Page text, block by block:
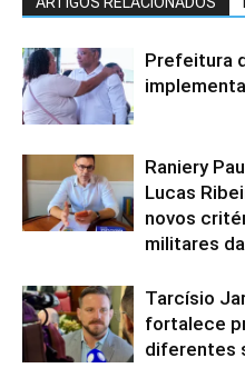
Prefeitura
Raniery
Lucas
novos
militares
Tarcísio
fortalece
diferentes